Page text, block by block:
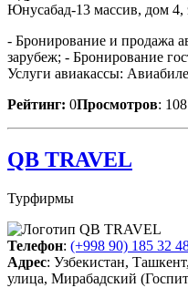
Юнусабад-13 массив, дом 4,
- Бронирование и продажа
зарубеж; - Бронирование
Услуги авиакассы:
Рейтинг: 0Просмотров:
QB TRAVEL
Турфирмы
Телефон: (+998 90) 185 32
Адрес: Узбекистан,
улица, Мирабадский